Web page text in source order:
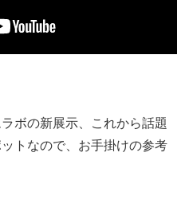
ボの新展示、これから話題
トなので、お手掛けの参考